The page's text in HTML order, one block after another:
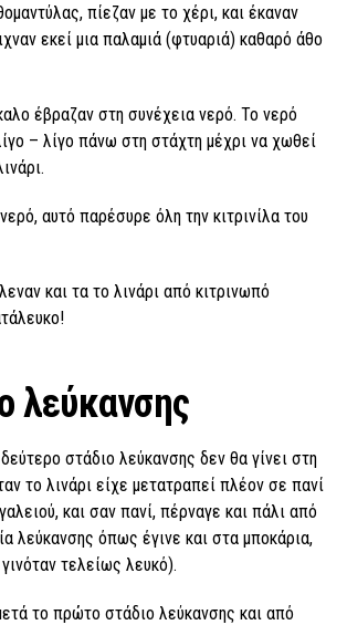
πίεζαν με το χέρι, και έκαναν
εκεί μια παλαμιά (φτυαριά) καθαρό άθο
έβραζαν στη συνέχεια νερό. Το νερό
– λίγο πάνω στη στάχτη μέχρι να χωθεί
αυτό παρέσυρε όλη την κιτρινίλα του
και τα το λινάρι από κιτρινωπό
λεύκανσης
στάδιο λεύκανσης δεν θα γίνει στη
το λινάρι είχε μετατραπεί πλέον σε πανί
και σαν πανί, πέρναγε και πάλι από
λεύκανσης όπως έγινε και στα μποκάρια,
τελείως λευκό).
το πρώτο στάδιο λεύκανσης και από